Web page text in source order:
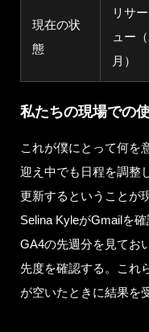
現在の状
態
リサ
ュー
月）
私たちの現場での
これが僕にとって何を
迎え中でも日程を調整
更新するということが
Selina KyleがGmailを
GA4の先週分を見てお
先度を確認する。これ
が空いたときに結果を